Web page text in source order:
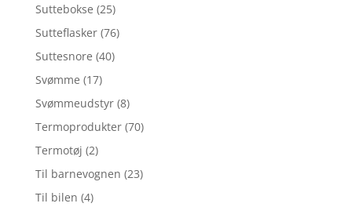
Suttebokse (25)
Sutteflasker (76)
Suttesnore (40)
Svømme (17)
Svømmeudstyr (8)
Termoprodukter (70)
Termotøj (2)
Til barnevognen (23)
Til bilen (4)